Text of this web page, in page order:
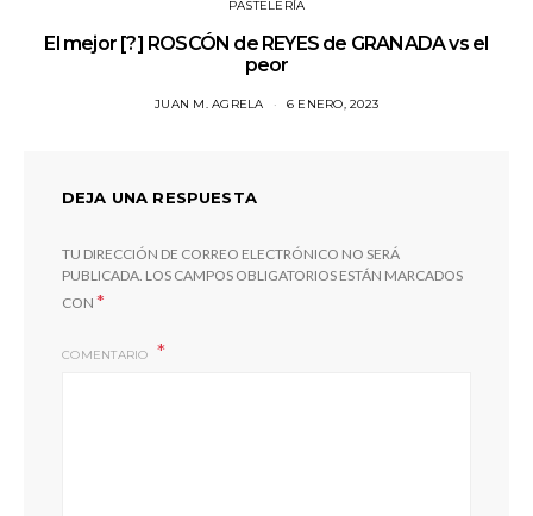
PASTELERÍA
El mejor [?] ROSCÓN de REYES de GRANADA vs el
peor
JUAN M. AGRELA 6 ENERO, 2023
DEJA UNA RESPUESTA
TU DIRECCIÓN DE CORREO ELECTRÓNICO NO SERÁ
PUBLICADA. LOS CAMPOS OBLIGATORIOS ESTÁN MARCADOS
CON *
COMENTARIO